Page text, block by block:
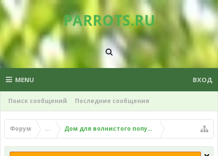
PARROTS.RU
MENU
Поиск сообщений Последние сообщения
ВХОД
Форум ... Дом для волнистого попугая